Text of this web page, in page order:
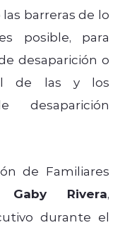
barreras de lo
posible, para
desaparición o
de las y los
desaparición
de Familiares
Gaby Rivera,
durante el